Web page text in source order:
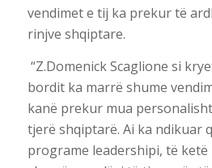
vendimet e tij ka prekur të
rinjve shqiptare.
“Z.Domenick Scaglione si
bordit ka marrë shume
kanë prekur mua
tjerë shqiptarë. Ai ka ndikuar
programe leadershipi, të